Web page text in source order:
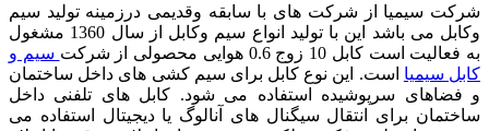
شرکت سیمیا از شرکت های با سابقه وقدیمی درزمینه تولید سیم
وکابل می باشد این با تولید انواع سیم وکابل از سال 1360 مشغول
به فعالیت استکابل 10 زوج 0.6 هوایی محصولی از شرکت
سیم و
کابل سیمیا است. این نوع کابل برای سیم کشی های داخل ساختمان
و فضاهای سرپوشیده استفاده می شود. کابل های تلفنی داخل
ساختمان برای انتقال سیگنال های آنالوگ یا دیجیتال استفاده می